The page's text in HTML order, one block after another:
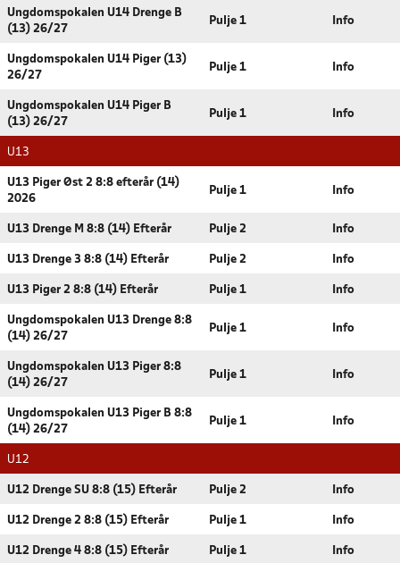
Ungdomspokalen U14 Drenge B
(13) 26/27
Pulje 1 Info
Ungdomspokalen U14 Piger (13)
26/27
Pulje 1 Info
Ungdomspokalen U14 Piger B
(13) 26/27
Pulje 1 Info
U13
U13 Piger Øst 2 8:8 efterår (14)
2026
Pulje 1 Info
U13 Drenge M 8:8 (14) Efterår Pulje 2 Info
U13 Drenge 3 8:8 (14) Efterår Pulje 2 Info
U13 Piger 2 8:8 (14) Efterår Pulje 1 Info
Ungdomspokalen U13 Drenge 8:8
(14) 26/27
Pulje 1 Info
Ungdomspokalen U13 Piger 8:8
(14) 26/27
Pulje 1 Info
Ungdomspokalen U13 Piger B 8:8
(14) 26/27
Pulje 1 Info
U12
U12 Drenge SU 8:8 (15) Efterår Pulje 2 Info
U12 Drenge 2 8:8 (15) Efterår Pulje 1 Info
U12 Drenge 4 8:8 (15) Efterår Pulje 1 Info